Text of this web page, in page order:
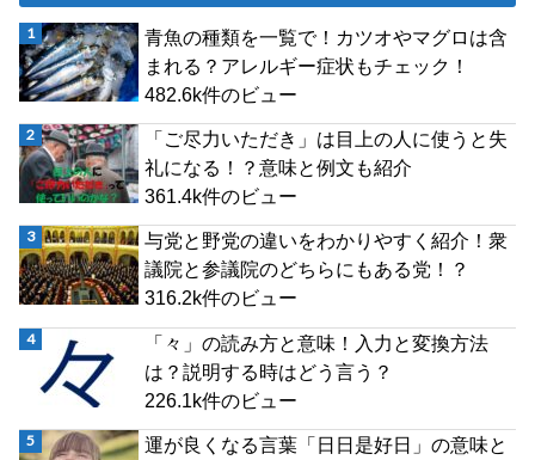
青魚の種類を一覧で！カツオやマグロは含
まれる？アレルギー症状もチェック！
482.6k件のビュー
「ご尽力いただき」は目上の人に使うと失
礼になる！？意味と例文も紹介
361.4k件のビュー
与党と野党の違いをわかりやすく紹介！衆
議院と参議院のどちらにもある党！？
316.2k件のビュー
「々」の読み方と意味！入力と変換方法
は？説明する時はどう言う？
226.1k件のビュー
運が良くなる言葉「日日是好日」の意味と